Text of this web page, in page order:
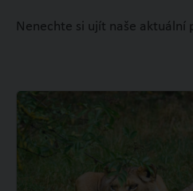
Nenechte si ujít naše aktuální